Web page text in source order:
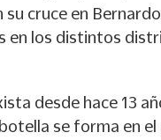
su cruce en
en los distintos
desde hace 13
se forma en